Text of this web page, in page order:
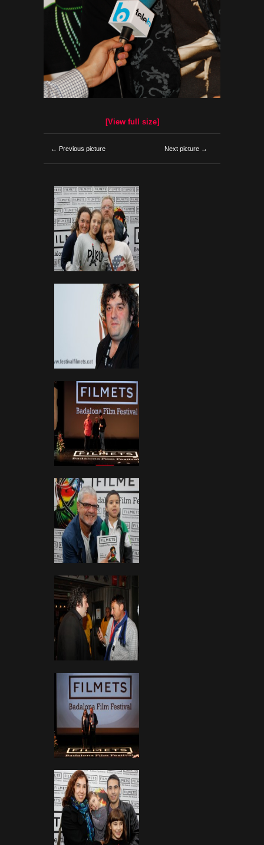
[View full size]
← Previous picture Next picture →